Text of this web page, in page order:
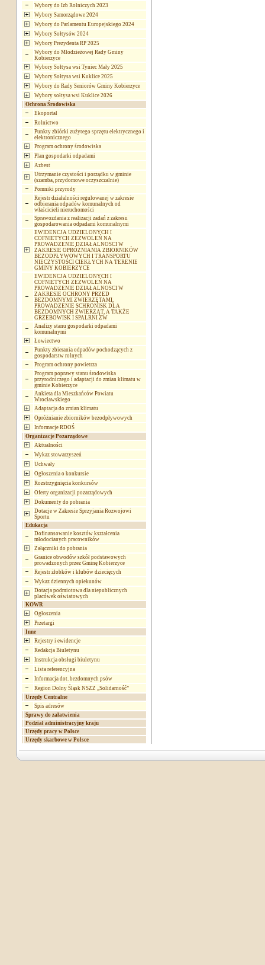
Wybory do Izb Rolniczych 2023
Wybory Samorządowe 2024
Wybory do Parlamentu Europejskiego 2024
Wybory Sołtysów 2024
Wybory Prezydenta RP 2025
Wybory do Młodzieżowej Rady Gminy
Kobierzyce
Wybory Sołtysa wsi Tyniec Mały 2025
Wybory Sołtysa wsi Kuklice 2025
Wybory do Rady Seniorów Gminy Kobierzyce
Wybory sołtysa wsi Kuklice 2026
Ochrona Środowiska
Ekoportal
Rolnictwo
Punkty zbiórki zużytego sprzętu elektrycznego i
elektronicznego
Program ochrony środowiska
Plan gospodarki odpadami
Azbest
Utrzymanie czystości i porządku w gminie
(szamba, przydomowe oczyszczalnie)
Pomniki przyrody
Rejestr działalności regulowanej w zakresie
odbierania odpadów komunalnych od
właścicieli nieruchomości
Sprawozdania z realizacji zadań z zakresu
gospodarowania odpadami komunalnymi
EWIDENCJA UDZIELONYCH I
COFNIETYCH ZEZWOLEŃ NA
PROWADZENIE DZIAŁALNOSCI W
ZAKRESIE OPRÓŻNIANIA ZBIORNIKÓW
BEZODPŁYWOWYCH I TRANSPORTU
NIECZYSTOŚCI CIEKŁYCH NA TERENIE
GMINY KOBIERZYCE
EWIDENCJA UDZIELONYCH I
COFNIETYCH ZEZWOLEŃ NA
PROWADZENIE DZIAŁALNOSCI W
ZAKRESIE OCHRONY PRZED
BEZDOMNYMI ZWIERZĘTAMI,
PROWADZENIE SCHRONISK DLA
BEZDOMNYCH ZWIERZĄT, A TAKŻE
GRZEBOWISK I SPALRNI ZW
Analizy stanu gospodarki odpadami
komunalnymi
Łowiectwo
Punkty zbierania odpadów pochodzących z
gospodarstw rolnych
Program ochrony powietrza
Program poprawy stanu środowiska
przyrodniczego i adaptacji do zmian klimatu w
gminie Kobierzyce
Ankieta dla Mieszkańców Powiatu
Wrocławskiego
Adaptacja do zmian klimatu
Opróżnianie zbiorników bezodpływowych
Informacje RDOŚ
Organizacje Pozarządowe
Aktualności
Wykaz stowarzyszeń
Uchwały
Ogłoszenia o konkursie
Rozstrzygnięcia konkursów
Oferty organizacji pozarządowych
Dokumenty do pobrania
Dotacje w Zakresie Sprzyjania Rozwojowi
Sportu
Edukacja
Dofinansowanie kosztów kształcenia
młodocianych pracowników
Załączniki do pobrania
Granice obwodów szkół podstawowych
prowadzonych przez Gminę Kobierzyce
Rejestr żłobków i klubów dziecięcych
Wykaz dziennych opiekunów
Dotacja podmiotowa dla niepublicznych
placówek oświatowych
KOWR
Ogłoszenia
Przetargi
Inne
Rejestry i ewidencje
Redakcja Biuletynu
Instrukcja obsługi biuletynu
Lista referencyjna
Informacja dot. bezdomnych psów
Region Dolny Śląsk NSZZ „Solidarność”
Urzędy Centralne
Spis adresów
Sprawy do załatwienia
Podział administracyjny kraju
Urzędy pracy w Polsce
Urzędy skarbowe w Polsce